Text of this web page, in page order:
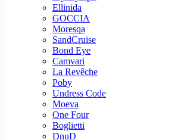
Ellinida
GOCCIA
Moresqa
SandCruise
Bond Eye
Camvari
La Revêche
Poby
Undress Code
Moeva
One Four
Boglietti
DnuD